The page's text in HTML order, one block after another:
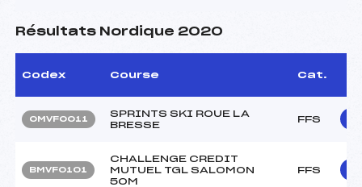
Résultats Nordique 2020
Codex Course Cat.
OMVF0011
SPRINTS SKI ROUE LA
BRESSE
FFS
BMVF0101
CHALLENGE CREDIT
MUTUEL TGL SALOMON
50M
FFS